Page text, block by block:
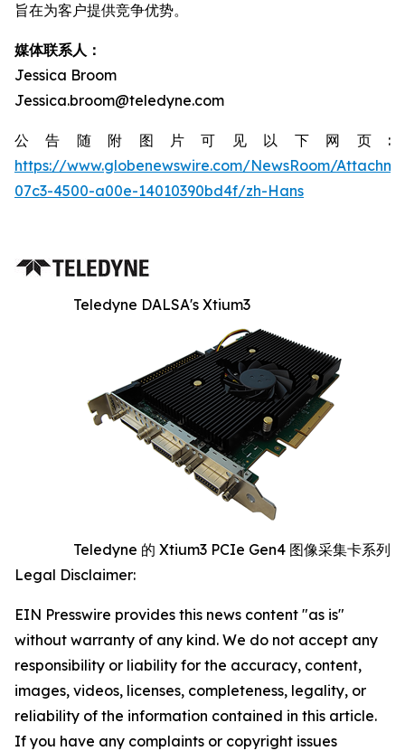
旨在为客户提供竞争优势。
媒体联系人：
Jessica Broom
Jessica.broom@teledyne.com
公告随附图片可见以下网页:
https://www.globenewswire.com/NewsRoom/
07c3-4500-a00e-14010390bd4f/zh-Hans
Teledyne DALSA's Xtium3
Teledyne 的 Xtium3 PCIe Gen4 图像采集卡系列
Legal Disclaimer:
EIN Presswire provides this news content "as is"
without warranty of any kind. We do not accept any
responsibility or liability for the accuracy, content,
images, videos, licenses, completeness, legality, or
reliability of the information contained in this article.
If you have any complaints or copyright issues